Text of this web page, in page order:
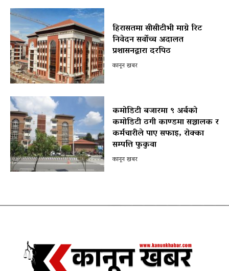
हिरासतमा सीसीटीभी माग्ने रिट
निवेदन सर्वोच्च अदालत
प्रशासनद्वारा दरपिठ
कानून खबर
कमोडिटी बजारमा ९ अर्बको
कमोडिटी ठगी काण्डमा सञ्चालक र
कर्मचारीले पाए सफाइ, रोक्का
सम्पत्ति फुकुवा
कानून खबर